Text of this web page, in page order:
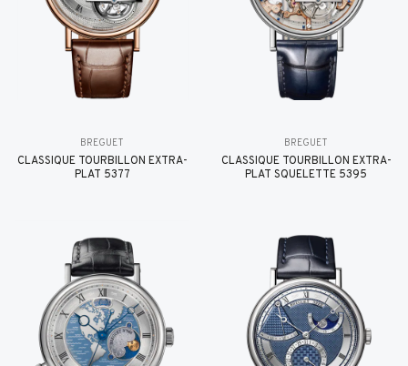
BREGUET
CLASSIQUE TOURBILLON EXTRA-
PLAT 5377
BREGUET
CLASSIQUE TOURBILLON EXTRA-
PLAT SQUELETTE 5395